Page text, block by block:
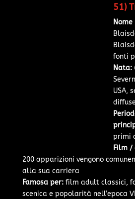
51)
fonti
Nata:
USA,
diffuse
primi
Film
200 apparizioni vengono
alla sua carriera
Famosa per:film adult classici,
scenica e popolarità nell’epoca